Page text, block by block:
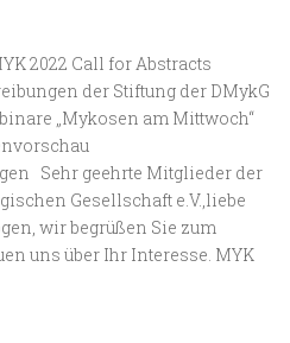
2022 Call for Abstracts
der Stiftung der DMykG
„Mykosen am Mittwoch“
Sehr geehrte Mitglieder der
Gesellschaft e.V.,liebe
wir begrüßen Sie zum
uns über Ihr Interesse. MYK